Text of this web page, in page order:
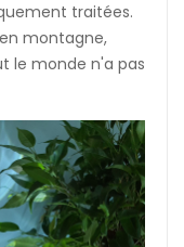
traitées.
montagne,
le monde n'a pas